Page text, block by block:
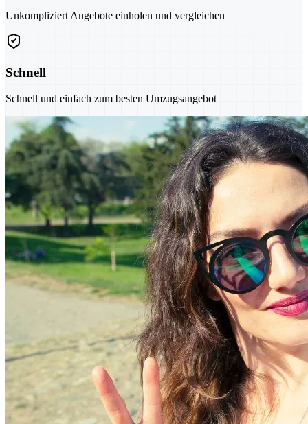
Unkompliziert Angebote einholen und vergleichen
Schnell
Schnell und einfach zum besten Umzugsangebot